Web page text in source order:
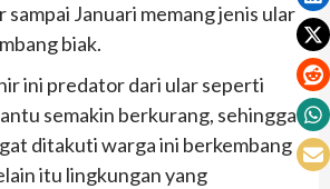
Januari memang jenis ular
biak.
ini predator dari ular seperti
semakin berkurang, sehingga
ditakuti warga ini berkembang
itu lingkungan yang